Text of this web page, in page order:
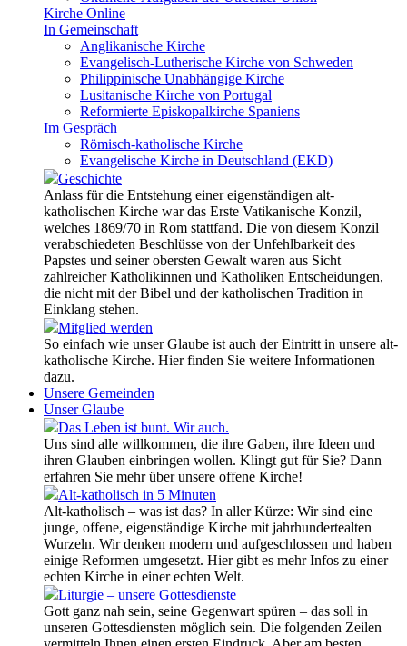
Kirche Online
In Gemeinschaft
Anglikanische Kirche
Evangelisch-Lutherische Kirche von Schweden
Philippinische Unabhängige Kirche
Lusitanische Kirche von Portugal
Reformierte Episkopalkirche Spaniens
Im Gespräch
Römisch-katholische Kirche
Evangelische Kirche in Deutschland (EKD)
Geschichte
Anlass für die Entstehung einer eigenständigen alt-
katholischen Kirche war das Erste Vatikanische Konzil,
welches 1869/70 in Rom stattfand. Die von diesem Konzil
verabschiedeten Beschlüsse von der Unfehlbarkeit des
Papstes und seiner obersten Gewalt waren aus Sicht
zahlreicher Katholikinnen und Katholiken Entscheidungen,
die nicht mit der Bibel und der katholischen Tradition in
Einklang stehen.
Mitglied werden
So einfach wie unser Glaube ist auch der Eintritt in unsere alt-
katholische Kirche. Hier finden Sie weitere Informationen
dazu.
Unsere Gemeinden
Unser Glaube
Das Leben ist bunt. Wir auch.
Uns sind alle willkommen, die ihre Gaben, ihre Ideen und
ihren Glauben einbringen wollen. Klingt gut für Sie? Dann
erfahren Sie mehr über unsere offene Kirche!
Alt-katholisch in 5 Minuten
Alt-katholisch – was ist das? In aller Kürze: Wir sind eine
junge, offene, eigenständige Kirche mit jahrhundertealten
Wurzeln. Wir denken modern und aufgeschlossen und haben
einige Reformen umgesetzt. Hier gibt es mehr Infos zu einer
echten Kirche in einer echten Welt.
Liturgie – unsere Gottesdienste
Gott ganz nah sein, seine Gegenwart spüren – das soll in
unseren Gottesdiensten möglich sein. Die folgenden Zeilen